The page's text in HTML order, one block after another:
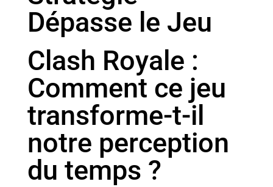
Dépasse le Jeu
Clash Royale :
Comment ce jeu
transforme-t-il
notre perception
du temps ?